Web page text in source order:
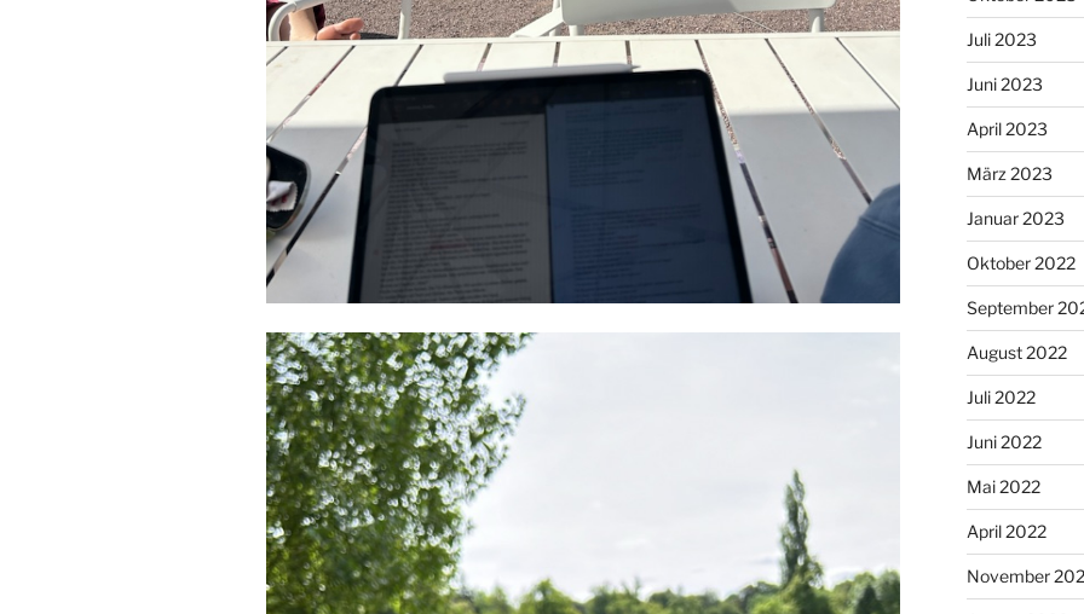
Juli 2023
Juni 2023
April 2023
März 2023
Januar 2023
Oktober 2022
September
August 2022
Juli 2022
Juni 2022
Mai 2022
April 2022
November